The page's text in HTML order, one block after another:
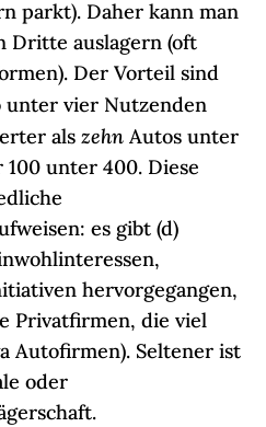
parkt). Daher kann man
Dritte auslagern (oft
Der Vorteil sind
unter vier Nutzenden
als zehn Autos unter
unter 400. Diese
es gibt (d)
hervorgegangen,
Privatfirmen, die viel
Autofirmen). Seltener ist
oder